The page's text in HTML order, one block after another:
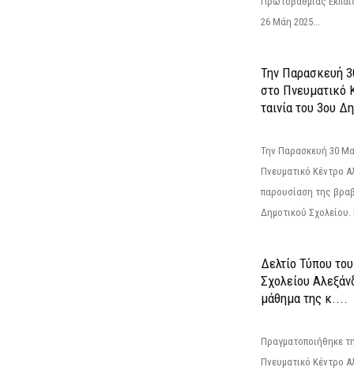
26 Μάη 2025...
Την Παρασκευή
στο Πνευματικό
ταινία του 3ου
Την Παρασκευή 30
Πνευματικό Κέντρο
παρουσίαση της
Δημοτικού Σχολείου.
Δελτίο Τύπου
Σχολείου
μάθημα της κ....
Πραγματοποιήθηκε
Πνευματικό Κέντρο